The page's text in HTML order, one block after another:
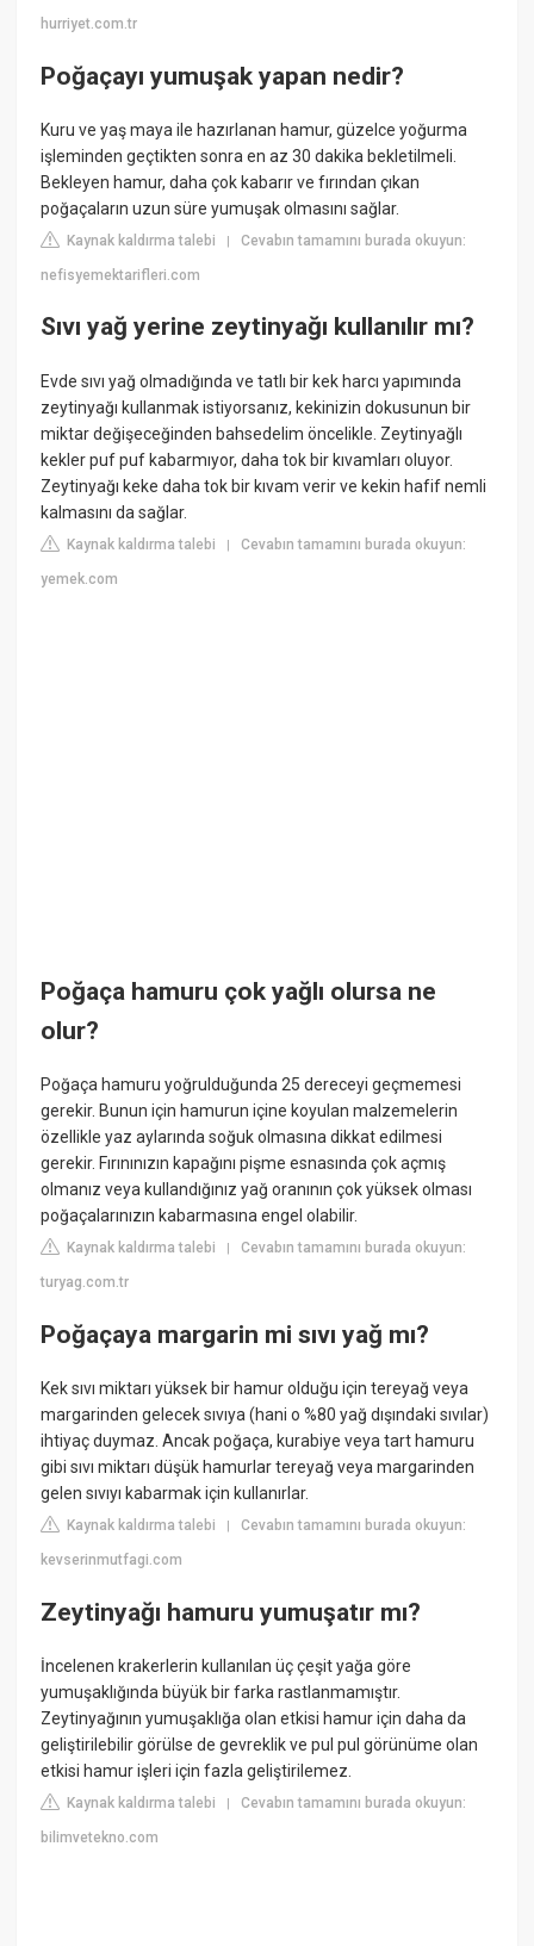
hurriyet.com.tr
Poğaçayı yumuşak yapan nedir?
Kuru ve yaş maya ile hazırlanan hamur, güzelce yoğurma
işleminden geçtikten sonra en az 30 dakika bekletilmeli.
Bekleyen hamur, daha çok kabarır ve fırından çıkan
poğaçaların uzun süre yumuşak olmasını sağlar.
Kaynak kaldırma talebi |Cevabın tamamını burada okuyun:
nefisyemektarifleri.com
Sıvı yağ yerine zeytinyağı kullanılır mı?
Evde sıvı yağ olmadığında ve tatlı bir kek harcı yapımında
zeytinyağı kullanmak istiyorsanız, kekinizin dokusunun bir
miktar değişeceğinden bahsedelim öncelikle. Zeytinyağlı
kekler puf puf kabarmıyor, daha tok bir kıvamları oluyor.
Zeytinyağı keke daha tok bir kıvam verir ve kekin hafif nemli
kalmasını da sağlar.
Kaynak kaldırma talebi |Cevabın tamamını burada okuyun:
yemek.com
Poğaça hamuru çok yağlı olursa ne
olur?
Poğaça hamuru yoğrulduğunda 25 dereceyi geçmemesi
gerekir. Bunun için hamurun içine koyulan malzemelerin
özellikle yaz aylarında soğuk olmasına dikkat edilmesi
gerekir. Fırınınızın kapağını pişme esnasında çok açmış
olmanız veya kullandığınız yağ oranının çok yüksek olması
poğaçalarınızın kabarmasına engel olabilir.
Kaynak kaldırma talebi |Cevabın tamamını burada okuyun:
turyag.com.tr
Poğaçaya margarin mi sıvı yağ mı?
Kek sıvı miktarı yüksek bir hamur olduğu için tereyağ veya
margarinden gelecek sıvıya (hani o %80 yağ dışındaki sıvılar)
ihtiyaç duymaz. Ancak poğaça, kurabiye veya tart hamuru
gibi sıvı miktarı düşük hamurlar tereyağ veya margarinden
gelen sıvıyı kabarmak için kullanırlar.
Kaynak kaldırma talebi |Cevabın tamamını burada okuyun:
kevserinmutfagi.com
Zeytinyağı hamuru yumuşatır mı?
İncelenen krakerlerin kullanılan üç çeşit yağa göre
yumuşaklığında büyük bir farka rastlanmamıştır.
Zeytinyağının yumuşaklığa olan etkisi hamur için daha da
geliştirilebilir görülse de gevreklik ve pul pul görünüme olan
etkisi hamur işleri için fazla geliştirilemez.
Kaynak kaldırma talebi |Cevabın tamamını burada okuyun:
bilimvetekno.com